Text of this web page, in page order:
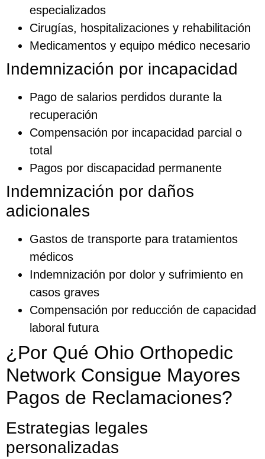
especializados
Cirugías, hospitalizaciones y rehabilitación
Medicamentos y equipo médico necesario
Indemnización por incapacidad
Pago de salarios perdidos durante la
recuperación
Compensación por incapacidad parcial o
total
Pagos por discapacidad permanente
Indemnización por daños
adicionales
Gastos de transporte para tratamientos
médicos
Indemnización por dolor y sufrimiento en
casos graves
Compensación por reducción de capacidad
laboral futura
¿Por Qué Ohio Orthopedic
Network Consigue Mayores
Pagos de Reclamaciones?
Estrategias legales
personalizadas